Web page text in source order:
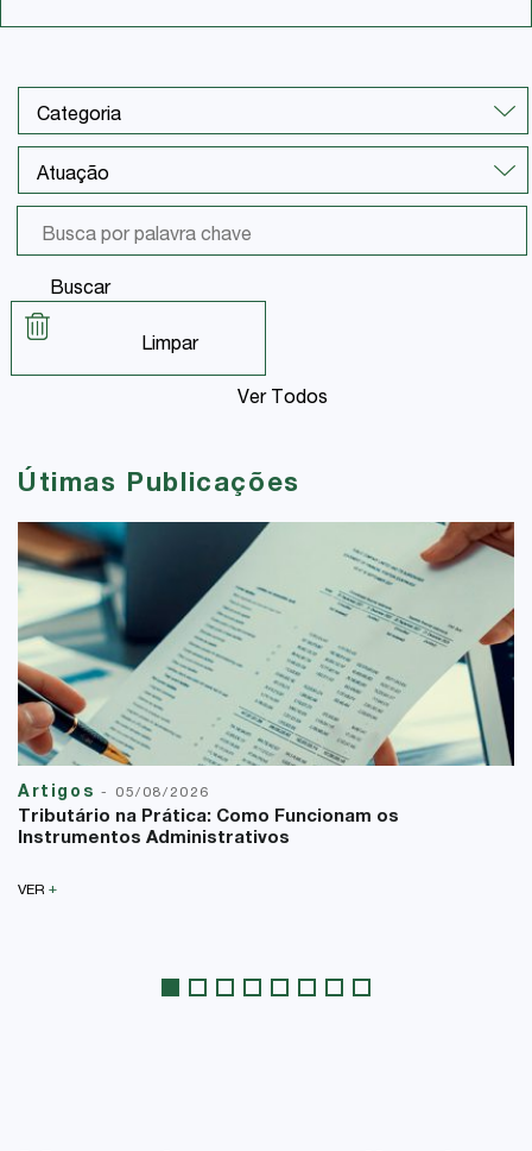
Buscar
Limpar
Ver Todos
Útimas Publicações
Artigos - 05/08/2026
Tributário na Prática: Como Funcionam os
Instrumentos Administrativos
VER +